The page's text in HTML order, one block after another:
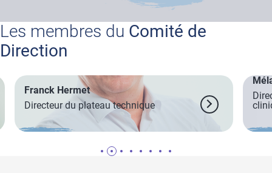
Les membres du Comité de
Direction
Franck Hermet
Directeur du plateau technique